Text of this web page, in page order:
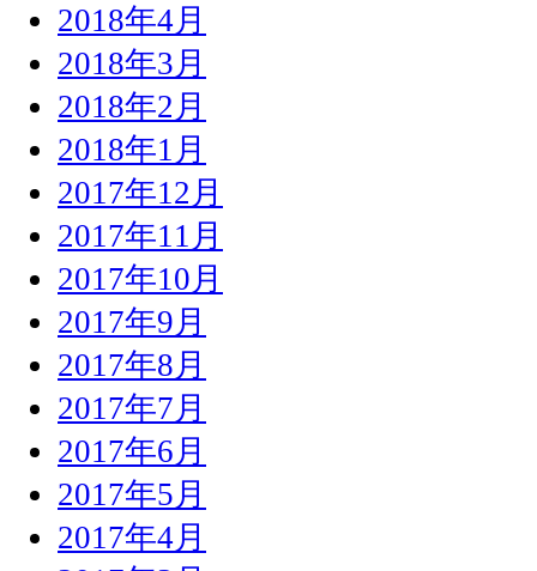
2018年4月
2018年3月
2018年2月
2018年1月
2017年12月
2017年11月
2017年10月
2017年9月
2017年8月
2017年7月
2017年6月
2017年5月
2017年4月